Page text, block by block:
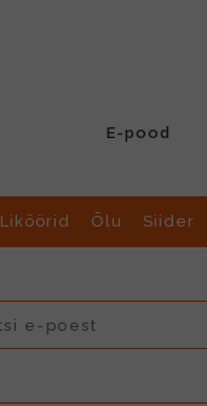
E-pood
Liköörid Õlu Siider